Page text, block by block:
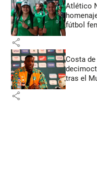
Atlético
fútbol
share
Costa
tras el
share